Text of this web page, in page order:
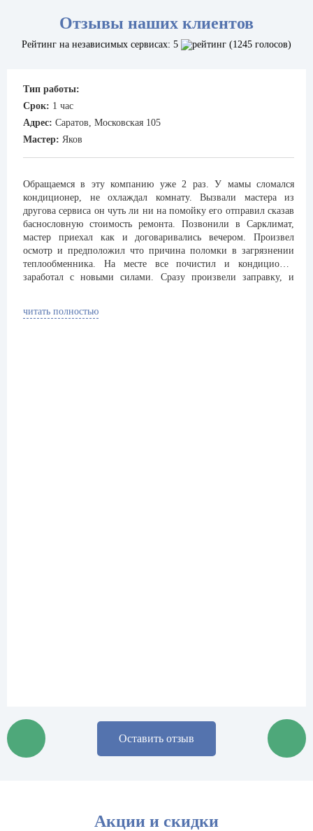
Отзывы наших клиентов
Рейтинг на независимых сервисах: 5 (1245 голосов)
Тип работы:
Срок: 1 час
Адрес: Саратов, Московская 105
Мастер: Яков
Обращаемся в эту компанию уже 2 раз. У мамы сломался
кондиционер, не охлаждал комнату. Вызвали мастера из
другова сервиса он чуть ли ни на помойку его отправил сказав
баснословную стоимость ремонта. Позвонили в Сарклимат,
мастер приехал как и договаривались вечером. Произвел
осмотр и предположил что причина поломки в загрязнении
теплообменника. На месте все почистил и кондиционер
заработал с новыми силами. Сразу произвели заправку, и
эксплуатации. Сервисом очень доволен. Ребята молодцы!
читать полностью
Оставить отзыв
Акции и скидки